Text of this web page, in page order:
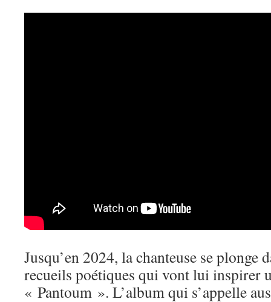
Jusqu’en 2024, la chanteuse se plonge
recueils poétiques qui vont lui inspirer
« Pantoum ». L’album qui s’appelle